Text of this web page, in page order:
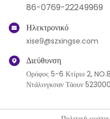
86-0769-22249969
Ηλεκτρονικό
xise9@szxingse.com
Διεύθυνση
Ορόφος 5-6 Κτίριο 2,
Ντάλινγκσαν Τάουν